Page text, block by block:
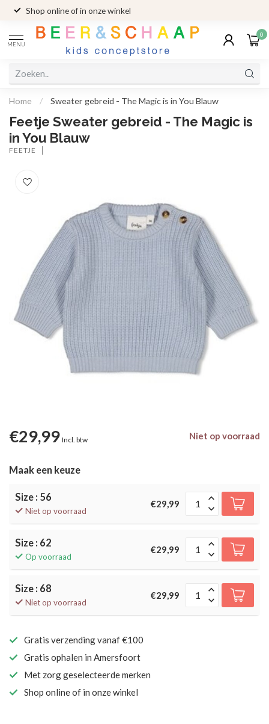
Shop online of in onze winkel
MENU
0
Home / Sweater gebreid - The Magic is in You Blauw
Feetje Sweater gebreid - The Magic is
in You Blauw
FEETJE
€29,99 Incl. btw Niet op voorraad
Maak een keuze
Size : 56
Niet op voorraad
€29,99
Size : 62
Op voorraad
€29,99
Size : 68
Niet op voorraad
€29,99
Gratis verzending vanaf €100
Gratis ophalen in Amersfoort
Met zorg geselecteerde merken
Shop online of in onze winkel